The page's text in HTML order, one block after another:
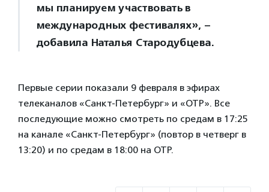
мы планируем участвовать в
международных фестивалях», –
добавила Наталья Стародубцева.
Первые серии показали 9 февраля в эфирах
телеканалов «Санкт-Петербург» и «ОТР». Все
последующие можно смотреть по средам в 17:25
на канале «Санкт-Петербург» (повтор в четверг в
13:20) и по средам в 18:00 на ОТР.